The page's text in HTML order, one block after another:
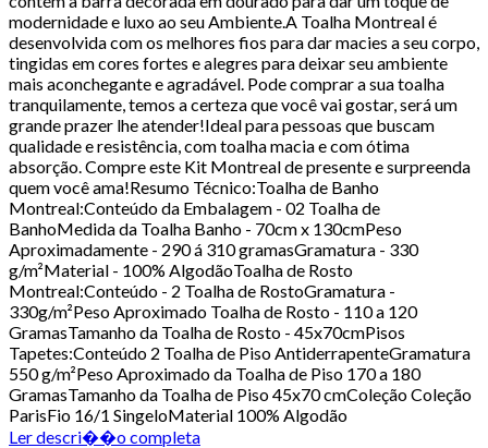
modernidade e luxo ao seu Ambiente.A Toalha Montreal é
desenvolvida com os melhores fios para dar macies a seu corpo,
tingidas em cores fortes e alegres para deixar seu ambiente
mais aconchegante e agradável. Pode comprar a sua toalha
tranquilamente, temos a certeza que você vai gostar, será um
grande prazer lhe atender!Ideal para pessoas que buscam
qualidade e resistência, com toalha macia e com ótima
absorção. Compre este Kit Montreal de presente e surpreenda
quem você ama!Resumo Técnico:Toalha de Banho
Montreal:Conteúdo da Embalagem - 02 Toalha de
BanhoMedida da Toalha Banho - 70cm x 130cmPeso
Aproximadamente - 290 á 310 gramasGramatura - 330
g/m²Material - 100% AlgodãoToalha de Rosto
Montreal:Conteúdo - 2 Toalha de RostoGramatura -
330g/m²Peso Aproximado Toalha de Rosto - 110 a 120
GramasTamanho da Toalha de Rosto - 45x70cmPisos
Tapetes:Conteúdo 2 Toalha de Piso AntiderrapenteGramatura
550 g/m²Peso Aproximado da Toalha de Piso 170 a 180
GramasTamanho da Toalha de Piso 45x70 cmColeção Coleção
ParisFio 16/1 SingeloMaterial 100% Algodão
Ler descri��o completa